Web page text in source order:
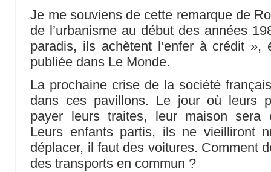
Je me souviens de cette remarque de
de l’urbanisme au début des années
paradis, ils achètent l’enfer à crédit »,
publiée dans Le Monde.
La prochaine crise de la société
dans ces pavillons. Le jour où leurs
payer leurs traites, leur maison sera
Leurs enfants partis, ils ne vieilliront
déplacer, il faut des voitures. Comment
des transports en commun ?